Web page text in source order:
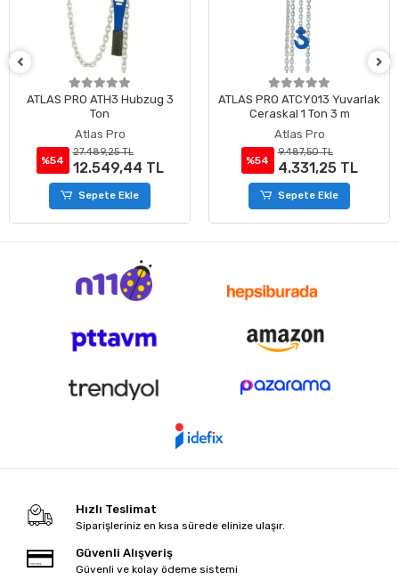
ATLAS PRO ATH3 Hubzug 3
Ton
Atlas Pro
%54
27.489,25 TL
12.549,44 TL
Sepete Ekle
ATLAS PRO ATCY013 Yuvarlak
Ceraskal 1 Ton 3 m
Atlas Pro
%54
9.487,50 TL
4.331,25 TL
Sepete Ekle
Hızlı Teslimat
Siparişleriniz en kısa sürede elinize ulaşır.
Güvenli Alışveriş
Güvenli ve kolay ödeme sistemi